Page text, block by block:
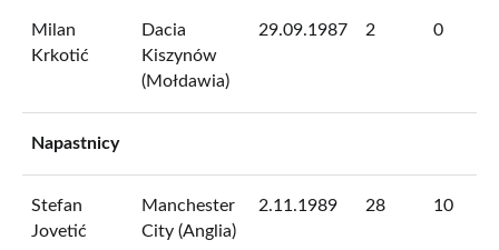
Milan
Krkotić
Dacia
Kiszynów
(Mołdawia)
29.09.1987 2 0
Napastnicy
Stefan
Jovetić
Manchester
City (Anglia)
2.11.1989 28 10